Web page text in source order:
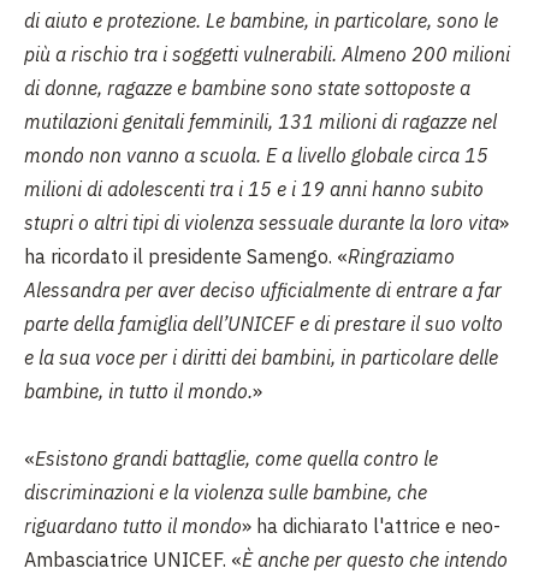
di aiuto e protezione. Le bambine, in particolare, sono le
più a rischio tra i soggetti vulnerabili. Almeno 200 milioni
di donne, ragazze e bambine sono state sottoposte a
mutilazioni genitali femminili, 131 milioni di ragazze nel
mondo non vanno a scuola. E a livello globale circa 15
milioni di adolescenti tra i 15 e i 19 anni hanno subito
stupri o altri tipi di violenza sessuale durante la loro vita»
ha ricordato il presidente Samengo. «Ringraziamo
Alessandra per aver deciso ufficialmente di entrare a far
parte della famiglia dell’UNICEF e di prestare il suo volto
e la sua voce per i diritti dei bambini, in particolare delle
bambine, in tutto il mondo.»
«Esistono grandi battaglie, come quella contro le
discriminazioni e la violenza sulle bambine, che
riguardano tutto il mondo» ha dichiarato l'attrice e neo-
Ambasciatrice UNICEF. «È anche per questo che intendo